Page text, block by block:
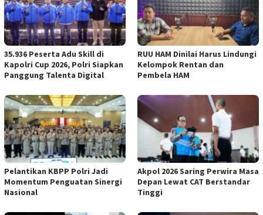
35.936 Peserta Adu Skill di
Kapolri Cup 2026, Polri Siapkan
Panggung Talenta Digital
RUU HAM Dinilai Harus Lindungi
Kelompok Rentan dan
Pembela HAM
Pelantikan KBPP Polri Jadi
Momentum Penguatan Sinergi
Nasional
Akpol 2026 Saring Perwira Masa
Depan Lewat CAT Berstandar
Tinggi